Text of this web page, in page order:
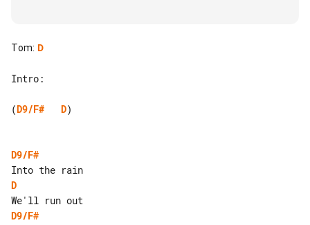
Tom: D
Intro:
(D9/F# D)
D9/F#
D
D9/F#